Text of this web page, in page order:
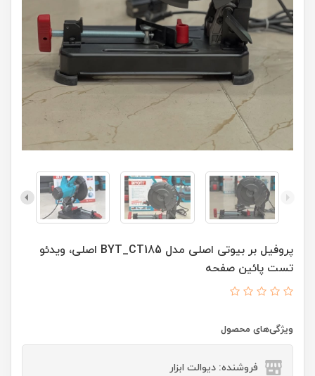
پروفیل بر بیوتی اصلی مدل BYT_CT185 اصلی، ویدئو
تست پائین صفحه
ویژگی‌های محصول
فروشنده: دیوالت ابزار